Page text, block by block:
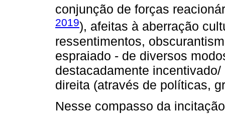
conjunção de forças
2019), afeitas à aberração
ressentimentos,
espraiado - de diversos
destacadamente
direita (através de políticas,
Nesse compasso da